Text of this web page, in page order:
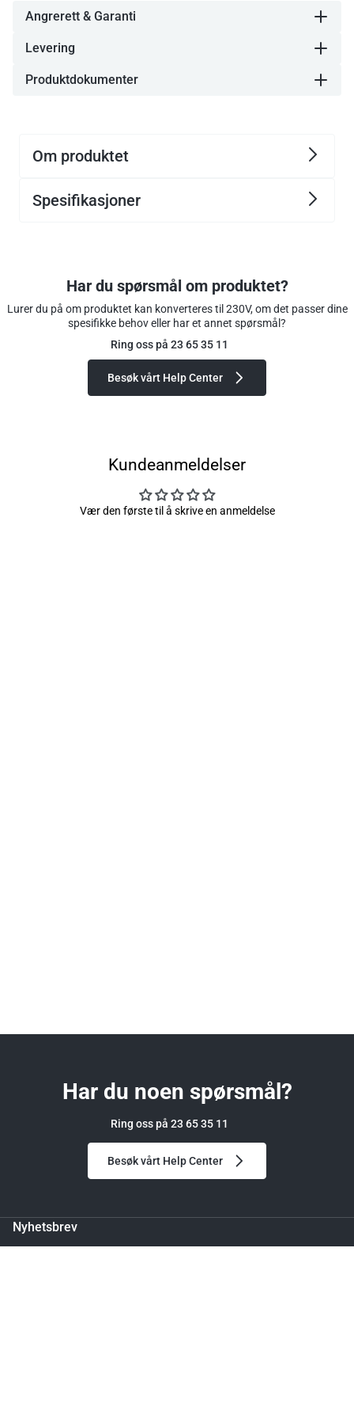
Angrerett & Garanti
Levering
Produktdokumenter
Om produktet
Spesifikasjoner
Har du spørsmål om produktet?
Lurer du på om produktet kan konverteres til 230V, om det passer dine
spesifikke behov eller har et annet spørsmål?
Ring oss på 23 65 35 11
Besøk vårt Help Center
Kundeanmeldelser
Vær den første til å skrive en anmeldelse
Har du noen spørsmål?
Ring oss på 23 65 35 11
Besøk vårt Help Center
Nyhetsbrev